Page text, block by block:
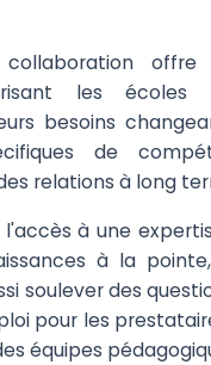
offre
les écoles
besoins
de
relations à long
à une
à la
soulever des
pour les
équipes